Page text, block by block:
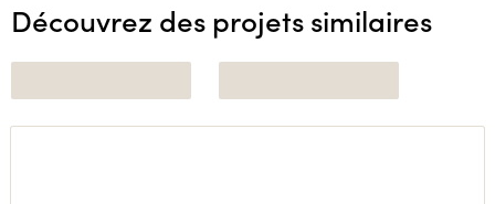
Découvrez des projets similaires